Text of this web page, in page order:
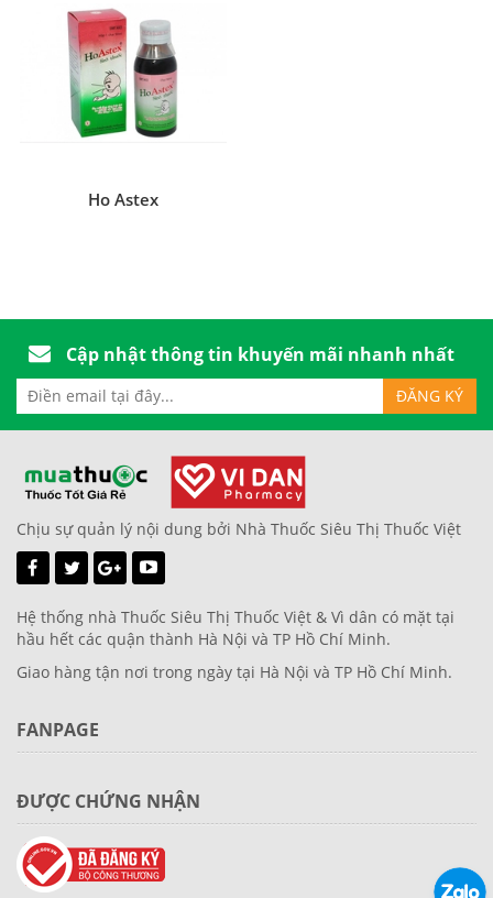
Ho Astex
Cập nhật thông tin khuyến mãi nhanh nhất
Chịu sự quản lý nội dung bởi Nhà Thuốc Siêu Thị Thuốc Việt
Hệ thống nhà Thuốc Siêu Thị Thuốc Việt & Vì dân có mặt tại
hầu hết các quận thành Hà Nội và TP Hồ Chí Minh.
Giao hàng tận nơi trong ngày tại Hà Nội và TP Hồ Chí Minh.
FANPAGE
ĐƯỢC CHỨNG NHẬN